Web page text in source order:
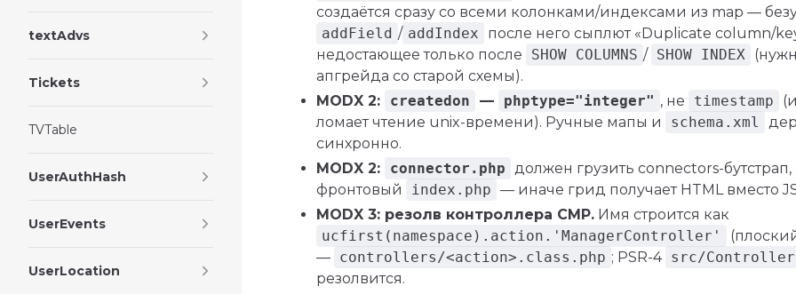
textAdvs
Tickets
TVTable
UserAuthHash
UserEvents
UserLocation
создаётся сразу со всеми колонками/индексами из map —
addField / addIndex
после него сыплют «Duplicate column/
недостающее только после
SHOW COLUMNS / SHOW INDEX
апгрейда со старой схемы).
MODX 2:
createdon — phptype="integer" , не timestamp
ломает чтение unix-времени). Ручные мапы и
schema.xml
синхронно.
MODX 2:
connector.php должен грузить connectors-бутстрап,
фронтовый
index.php — иначе грид получает HTML вместо
MODX 3: резолв контроллера CMP. Имя строится как
ucfirst(namespace).action.'ManagerController'
— controllers/<action>.class.php ; PSR-4 src/
резолвится.